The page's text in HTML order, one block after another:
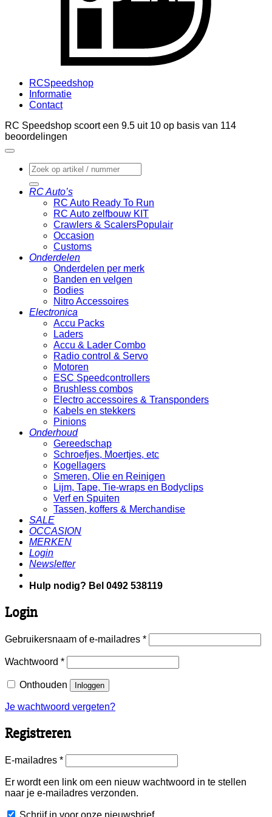
RCSpeedshop
Informatie
Contact
RC Speedshop scoort een 9.5 uit 10 op basis van 114
beoordelingen
Zoeken
naar:
RC Auto’s
RC Auto Ready To Run
RC Auto zelfbouw KIT
Crawlers & Scalers
Occasion
Customs
Onderdelen
Onderdelen per merk
Banden en velgen
Bodies
Nitro Accessoires
Electronica
Accu Packs
Laders
Accu & Lader Combo
Radio control & Servo
Motoren
ESC Speedcontrollers
Brushless combos
Electro accessoires & Transponders
Kabels en stekkers
Pinions
Onderhoud
Gereedschap
Schroefjes, Moertjes, etc
Kogellagers
Smeren, Olie en Reinigen
Lijm, Tape, Tie-wraps en Bodyclips
Verf en Spuiten
Tassen, koffers & Merchandise
SALE
OCCASION
MERKEN
Login
Newsletter
Hulp nodig? Bel 0492 538119
Login
Gebruikersnaam of e-mailadres *Vereist
Wachtwoord *Vereist
Onthouden Inloggen
Je wachtwoord vergeten?
Registreren
E-mailadres *Vereist
Er wordt een link om een nieuw wachtwoord in te stellen
naar je e-mailadres verzonden.
Schrijf in voor onze nieuwsbrief